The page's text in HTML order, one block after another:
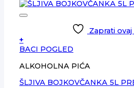
Zaprati ovaj
+
BACI POGLED
ALKOHOLNA PIĆA
ŠLJIVA BOJKOVČANKA 5L